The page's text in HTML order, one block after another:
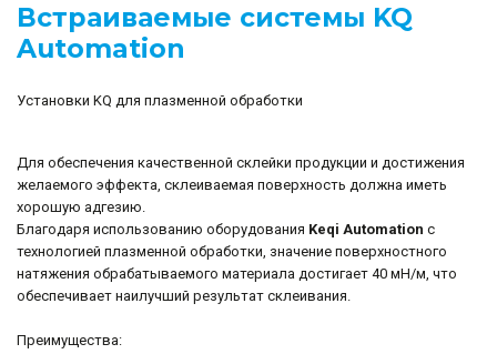
Встраиваемые системы KQ
Automation
Установки KQ для плазменной обработки
Для обеспечения качественной склейки продукции и достижения
желаемого эффекта, склеиваемая поверхность должна иметь
хорошую адгезию.
Благодаря использованию оборудования Keqi Automation с
технологией плазменной обработки, значение поверхностного
натяжения обрабатываемого материала достигает 40 мН/м, что
обеспечивает наилучший результат склеивания.
Преимущества: